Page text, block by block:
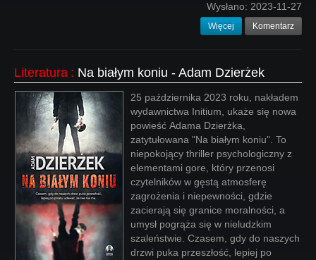
Wysłano: 2023-11-27
Więcej Komentarz
Literatura : Na białym koniu - Adam Dzierżek
25 października 2023 roku, nakładem
wydawnictwa Initium, ukaże się nowa
powieść Adama Dzierżka,
zatytułowana "Na białym koniu". To
niepokojący thriller psychologiczny z
elementami gore, który przenosi
czytelników w gęstą atmosferę
zagrożenia i niepewności, gdzie
zacierają się granice moralności, a
umysł pogrąża się w nieludzkim
szaleństwie. Czasem, gdy do naszych
drzwi puka przeszłość, lepiej po